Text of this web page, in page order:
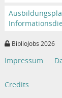
BiblioJobs 2026
Impressum
Credits